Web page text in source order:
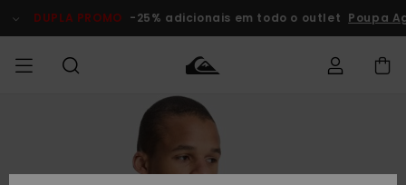
do
DUPLA PROMO -25% adicionais em todo o outlet Poupa
MENINO
Surf Shop
Homem
Neve
Homem
Homem
Acede à tua
encomenda